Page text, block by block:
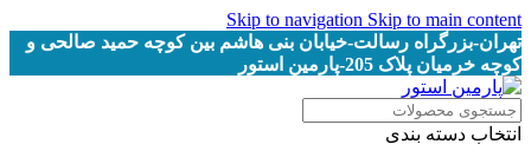
Skip to navigation Skip to main content
تهران-بزرگراه رسالت-خیابان بنی هاشم بین کوچه حمید صالحی و
کوچه خرمیان پلاک 205-پارمین استور
انتخاب دسته بندی